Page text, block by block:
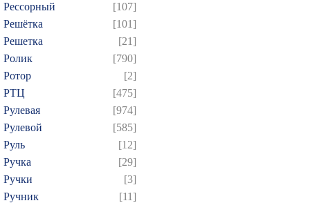
Рессорный
[107]
Решётка
[101]
Решетка
[21]
Ролик
[790]
Ротор
[2]
РТЦ
[475]
Рулевая
[974]
Рулевой
[585]
Руль
[12]
Ручка
[29]
Ручки
[3]
Ручник
[11]